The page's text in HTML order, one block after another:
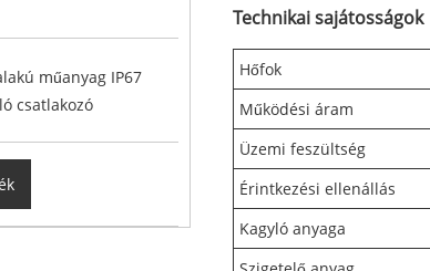
műanyag IP67
csatlakozó
Technikai sajátosságok
Hőfok
Működési áram
Üzemi feszültség
Érintkezési ellenállás
Kagyló anyaga